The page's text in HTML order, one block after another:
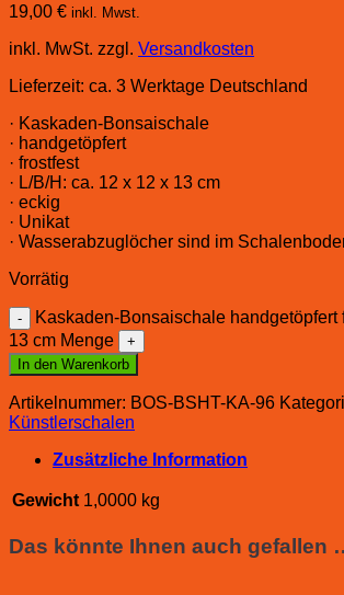
19,00 € inkl. Mwst.
inkl. MwSt. zzgl. Versandkosten
Lieferzeit: ca. 3 Werktage Deutschland
· Kaskaden-Bonsaischale
· handgetöpfert
· frostfest
· L/B/H: ca. 12 x 12 x 13 cm
· eckig
· Unikat
· Wasserabzuglöcher sind im
Vorrätig
Kaskaden-Bonsaischale handgetöpfert
13 cm Menge
In den Warenkorb
Artikelnummer: BOS-BSHT-KA-96
Künstlerschalen
Zusätzliche Information
Gewicht 1,0000 kg
Das könnte Ihnen auch gefallen